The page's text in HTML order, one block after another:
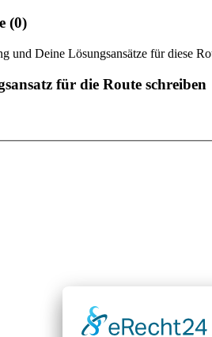
(0)
und Deine Lösungsansätze für diese
für die Route schreiben